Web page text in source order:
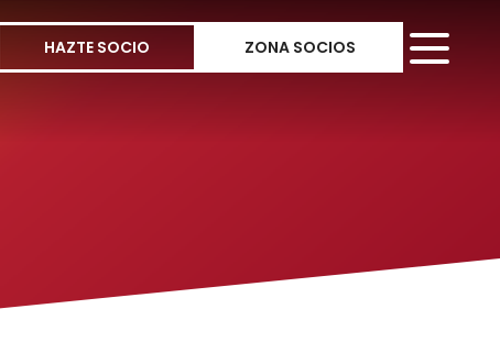
HAZTE SOCIO ZONA SOCIOS